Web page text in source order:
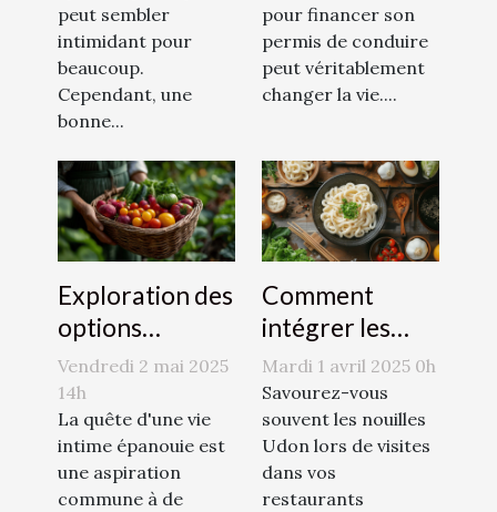
peut sembler
intimidant pour
beaucoup.
Cependant, une
bonne...
pour financer son
permis de conduire
peut véritablement
changer la vie....
Exploration des
options
naturelles pour
augmenter le
désir sexuel
Vendredi 2 mai 2025
14h
La quête d'une vie
intime épanouie est
une aspiration
commune à de
Comment
intégrer les
nouilles Udon
dans des plats
quotidiens
Mardi 1 avril 2025 0h
Savourez-vous
souvent les nouilles
Udon lors de visites
dans vos
restaurants